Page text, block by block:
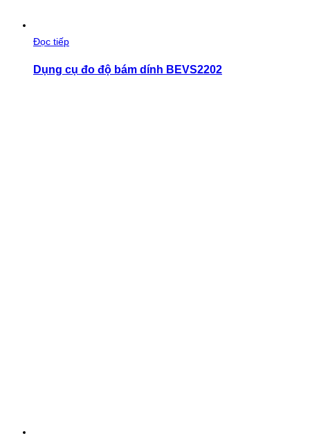
Đọc tiếp
Dụng cụ đo độ bám dính BEVS2202